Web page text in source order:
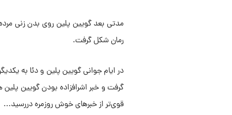
مدتی بعد گویین پلین روی بدن زنی مرده
رمان شکل گرفت.
در ایام جوانی گویین پلین و دئا به
گرفت و خبر اشرافزاده بودن گویین
قوی‌تر از خبرهای خوش روزمره دررسید...